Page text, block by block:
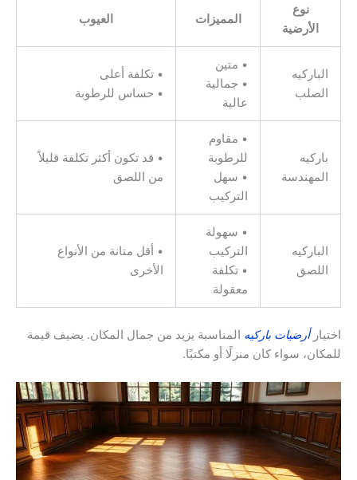
نوع
الأرضية
المميزات العيوب
الباركيه
الصلب
• متين
• جمالية
عالية
• تكلفة أعلى
• حساس للرطوبة
باركيه
المهندسة
• مقاوم
للرطوبة
• سهل
التركيب
• قد تكون أكثر تكلفة قليلاً
من اللصق
الباركيه
اللصق
• سهولة
التركيب
• تكلفة
معقولة
• أقل متانة من الأنواع
الأخرى
اختيار أرضيات باركيه المناسبة يزيد من جمال المكان. يضيف قيمة
للمكان، سواء كان منزلًا أو مكتبًا.